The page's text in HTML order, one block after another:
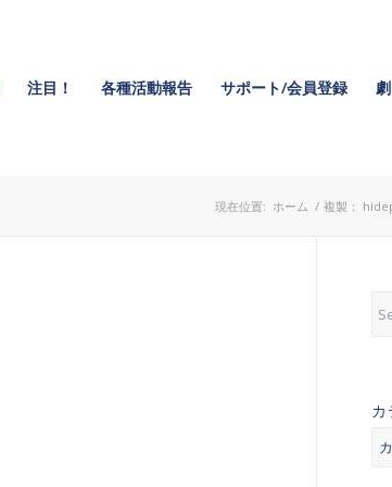
注目！ 各種活動報告 サポート/会員登録
現在位置: ホーム / 複製：
カ